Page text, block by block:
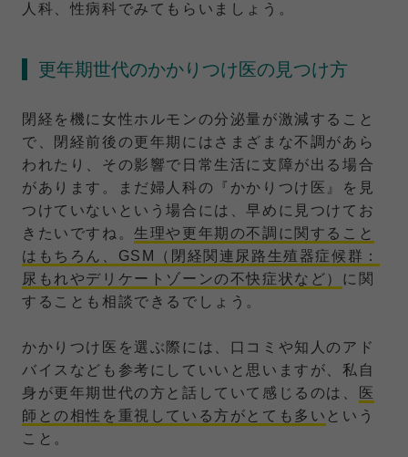
人科、性病科でみてもらいましょう。
更年期世代のかかりつけ医の見つけ方
閉経を機に女性ホルモンの分泌量が激減すること
で、閉経前後の更年期にはさまざまな不調があら
われたり、その影響で日常生活に支障が出る場合
があります。まだ婦人科の『かかりつけ医』を見
つけていないという場合には、早めに見つけてお
きたいですね。生理や更年期の不調に関すること
はもちろん、GSM（閉経関連尿路生殖器症候群：
尿もれやデリケートゾーンの不快症状など） に関
することも相談できるでしょう。
かかりつけ医を選ぶ際には、口コミや知人のアド
バイスなども参考にしていいと思いますが、私自
身が更年期世代の方と話していて感じるのは、
医
師との相性を重視している方がとても多い という
こと。